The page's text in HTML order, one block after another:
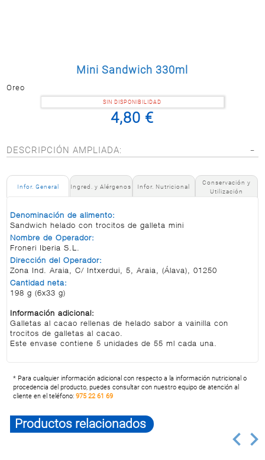
Mini Sandwich 330ml
Oreo
SIN DISPONIBILIDAD
4,80 €
DESCRIPCIÓN AMPLIADA:
Infor. General Ingred. y Alérgenos Infor. Nutricional
Conservación y
Utilización
Denominación de alimento:
Sandwich helado con trocitos de galleta mini
Nombre de Operador:
Froneri Iberia S.L.
Dirección del Operador:
Zona Ind. Araia, C/ Intxerdui, 5, Araia, (Álava), 01250
Cantidad neta:
198 g (6x33 g)
Información adicional:
Galletas al cacao rellenas de helado sabor a vainilla con
trocitos de galletas al cacao.
Este envase contiene 5 unidades de 55 ml cada una.
* Para cualquier información adicional con respecto a la información nutricional o
procedencia del producto, puedes consultar con nuestro equipo de atención al
cliente en el teléfono:975 22 61 69
Productos relacionados